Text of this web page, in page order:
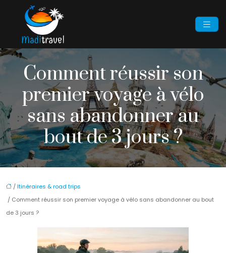
Comment réussir son
premier voyage à vélo
sans abandonner au
bout de 3 jours ?
/Itinéraires & road trips
/ Comment réussir son premier voyage à vélo sans abandonner au bout
de 3 jours ?